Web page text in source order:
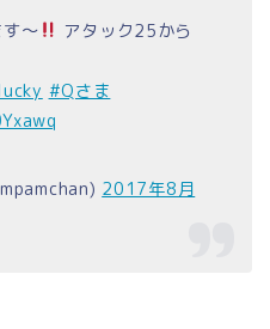
〜
アタック25から
#Qさま
2017年8月